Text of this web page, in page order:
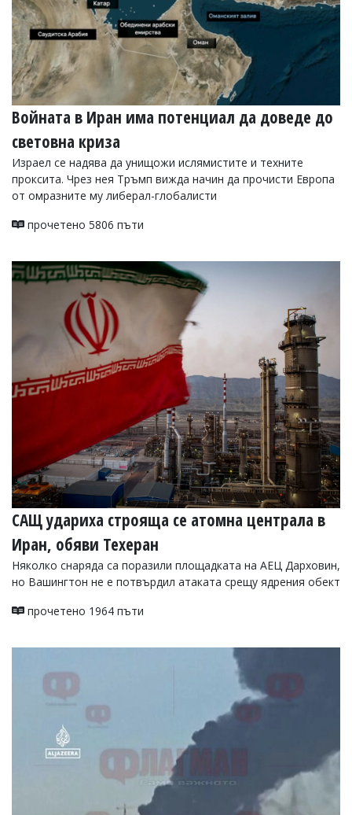
Войната в Иран има потенциал да доведе до
световна криза
Израел се надява да унищожи ислямистите и техните
проксита. Чрез нея Тръмп вижда начин да прочисти Европа
от омразните му либерал-глобалисти
прочетено 5806 пъти
САЩ удариха строяща се атомна централа в
Иран, обяви Техеран
Няколко снаряда са поразили площадката на АЕЦ Дарховин,
но Вашингтон не е потвърдил атаката срещу ядрения обект
прочетено 1964 пъти